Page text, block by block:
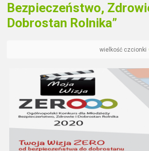
Bezpieczeństwo,
Dobrostan Rolnika”
wielkość czcionki